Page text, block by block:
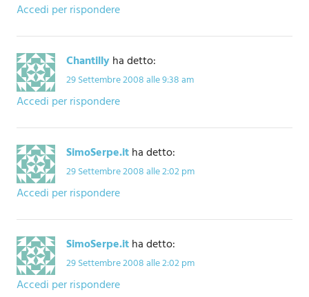
Accedi per rispondere
Chantillyha detto:
29 Settembre 2008 alle 9:38 am
Accedi per rispondere
SimoSerpe.itha detto:
29 Settembre 2008 alle 2:02 pm
Accedi per rispondere
SimoSerpe.itha detto:
29 Settembre 2008 alle 2:02 pm
Accedi per rispondere